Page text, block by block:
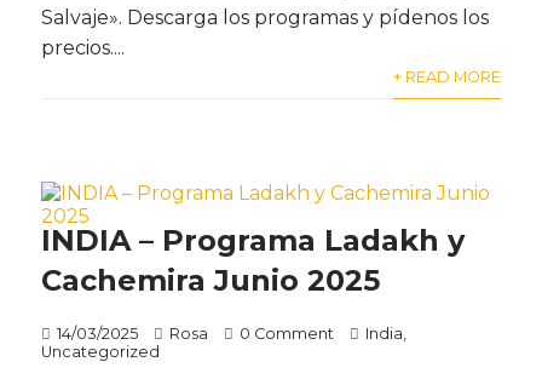
Salvaje». Descarga los programas y pídenos los
precios....
+ READ MORE
INDIA – Programa Ladakh y
Cachemira Junio 2025
14/03/2025 Rosa 0 Comment India
Uncategorized